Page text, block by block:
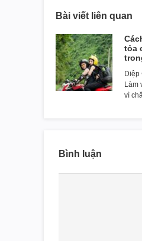
Bài viết liên quan
tỏa
Diệp
Làm
vì
Bình luận